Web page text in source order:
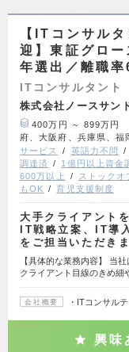
【ITコンサル
迎】東証グロ
年選出／離職率
ITコンサルタント
株式会社ノースサン
400万円 ～ 899万円
府、大阪府、兵庫県、福
サービス
英語力不問
調達済
1億円以上資金
600万以上
ストックオ
もOK
育児支援制度
大手クライアント
IT戦略立案、IT導
をご担当いただきま
【具体的な業務内容】 当
クライアント目線のきめ細
会社概要 ・ITコンサル
興味